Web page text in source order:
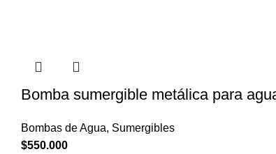
Bomba sumergible metálica para
Bombas de Agua, Sumergibles
$550.000